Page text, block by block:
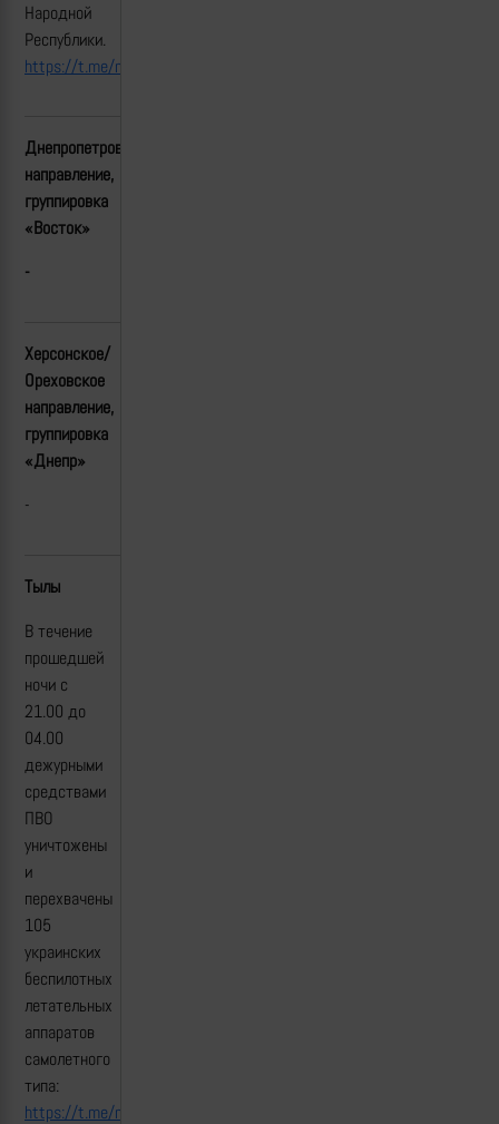
Народной
Республики.
https://t.me/mod_russia/52179
Днепропетровское
направление,
группировка
«Восток»
-
Херсонское/
Ореховское
направление,
группировка
«Днепр»
-
Тылы
В течение
прошедшей
ночи с
21.00 до
04.00
дежурными
средствами
ПВО
уничтожены
и
перехвачены
105
украинских
беспилотных
летательных
аппаратов
самолетного
типа:
https://t.me/mod_russia/52167